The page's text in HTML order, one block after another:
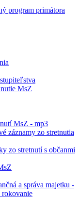
program primátora
MsZ
MsZ - mp3
záznamy zo stretnutia
zo stretnutí s občanmi
a správa majetku -
rokovanie